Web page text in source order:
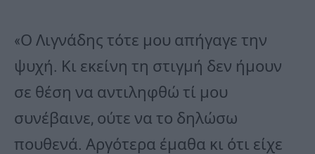
«Ο Λιγνάδης τότε μου απήγαγε την
ψυχή. Κι εκείνη τη στιγμή δεν ήμουν
σε θέση να αντιληφθώ τί μου
συνέβαινε, ούτε να το δηλώσω
πουθενά. Αργότερα έμαθα κι ότι είχε